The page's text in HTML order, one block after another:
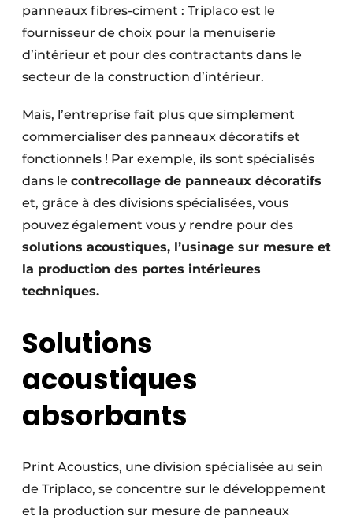
panneaux fibres-ciment : Triplaco est le
fournisseur de choix pour la menuiserie
d’intérieur et pour des contractants dans le
secteur de la construction d’intérieur.
Mais, l’entreprise fait plus que simplement
commercialiser des panneaux décoratifs et
fonctionnels ! Par exemple, ils sont spécialisés
dans le contrecollage de panneaux décoratifs
et, grâce à des divisions spécialisées, vous
pouvez également vous y rendre pour des
solutions acoustiques, l’usinage sur mesure et
la production des portes intérieures
techniques.
Solutions
acoustiques
absorbants
Print Acoustics, une division spécialisée au sein
de Triplaco, se concentre sur le développement
et la production sur mesure de panneaux